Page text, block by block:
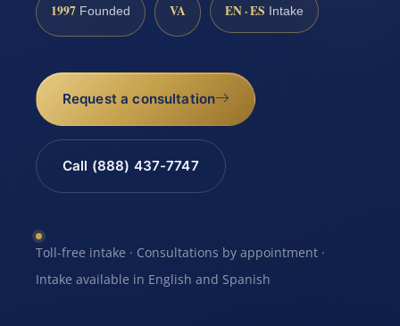
1997 Founded VA EN · ES Intake
Request a consultation
Call (888) 437-7747
Toll-free intake · Consultations by appointment ·
Intake available in English and Spanish